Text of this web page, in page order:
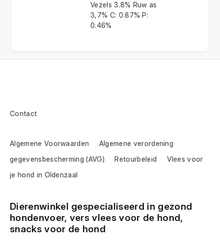
Vezels 3.8% Ruw as
3,7% C: 0.87% P:
0.46%
Contact
Algemene Voorwaarden
Algemene verordening
gegevensbescherming (AVG)
Retourbeleid
Vlees voor
je hond in Oldenzaal
Dierenwinkel gespecialiseerd in gezond
hondenvoer, vers vlees voor de hond,
snacks voor de hond